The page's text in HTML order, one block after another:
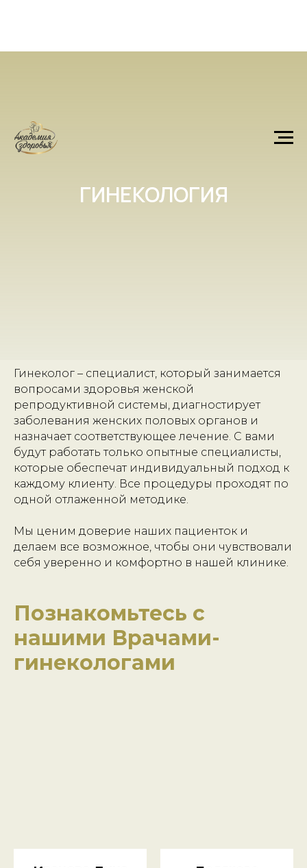
ГИНЕКОЛОГИЯ
Гинеколог – специалист, который занимается
вопросами здоровья женской
репродуктивной системы, диагностирует
заболевания женских половых органов и
назначает соответствующее лечение. С вами
будут работать только опытные специалисты,
которые обеспечат индивидуальный подход к
каждому клиенту. Все процедуры проходят по
одной отлаженной методике.
Мы ценим доверие наших пациенток и
делаем все возможное, чтобы они чувствовали
себя уверенно и комфортно в нашей клинике.
Познакомьтесь с
нашими Врачами-
гинекологами